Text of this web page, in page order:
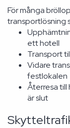
För många
transportlösning
ett hotell
Transport
Vidare
festlokalen
Återresa
är slut